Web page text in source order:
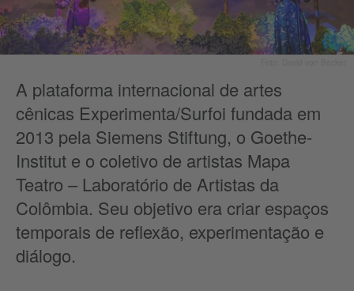
A plataforma internacional de artes
cênicas Experimenta/Surfoi fundada em
2013 pela Siemens Stiftung, o Goethe-
Institut e o coletivo de artistas Mapa
Teatro – Laboratório de Artistas da
Colômbia. Seu objetivo era criar espaços
temporais de reflexão, experimentação e
diálogo.